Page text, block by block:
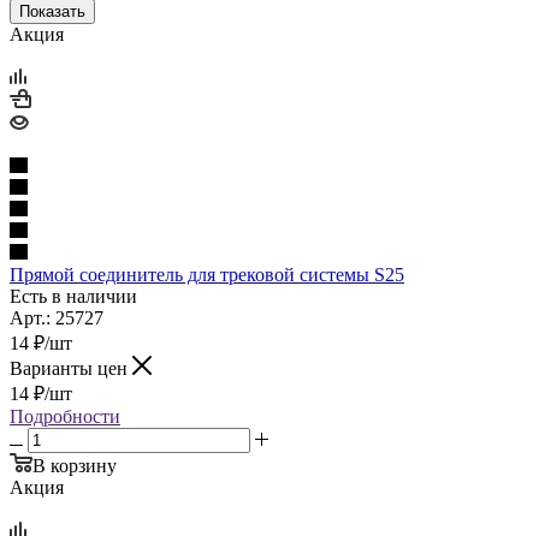
Показать
Акция
Прямой соединитель для трековой системы S25
Есть в наличии
Арт.: 25727
14 ₽/шт
Варианты цен
14 ₽/шт
Подробности
В корзину
Акция